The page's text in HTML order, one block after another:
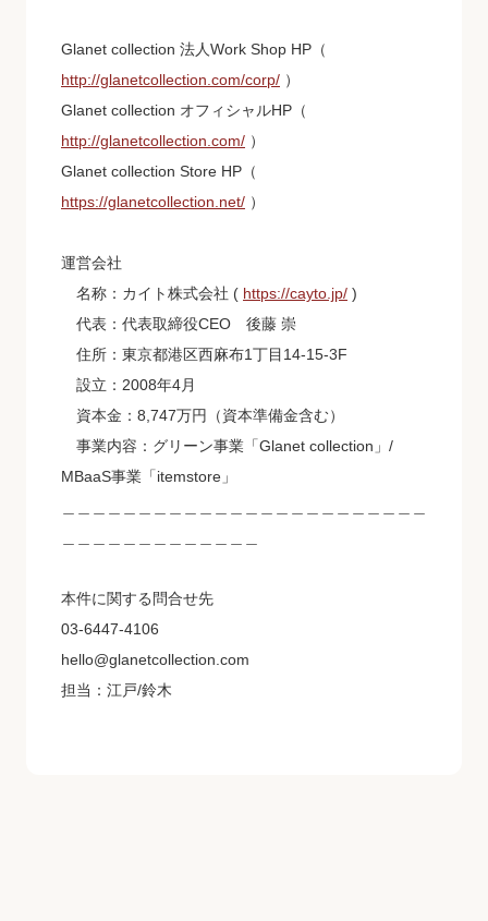
Glanet collection 法人Work Shop HP （
http://glanetcollection.com/corp/ ）
Glanet collection オフィシャルHP （
http://glanetcollection.com/ ）
Glanet collection Store HP （
https://glanetcollection.net/ ）
運営会社
名称：カイト株式会社 ( https://cayto.jp/ )
代表：代表取締役CEO 後藤 崇
住所：東京都港区西麻布1丁目14-15-3F
設立：2008年4月
資本金：8,747万円（資本準備金含む）
事業内容：グリーン事業「Glanet collection」/
MBaaS事業「itemstore」
本件に関する問合せ先
03-6447-4106
hello@glanetcollection.com
担当：江戸/鈴木